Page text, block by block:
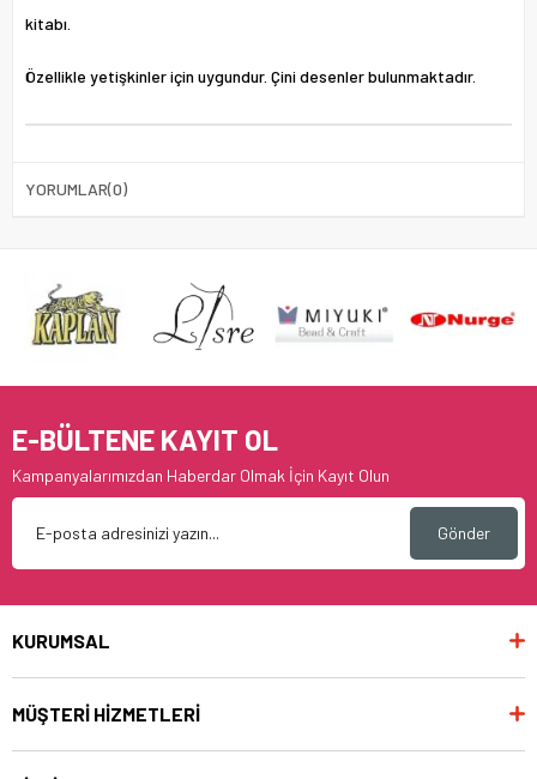
kitabı.
Özellikle yetişkinler için uygundur. Çini desenler bulunmaktadır.
YORUMLAR(0)
E-BÜLTENE KAYIT OL
Kampanyalarımızdan Haberdar Olmak İçin Kayıt Olun
Gönder
KURUMSAL
MÜŞTERİ HİZMETLERİ